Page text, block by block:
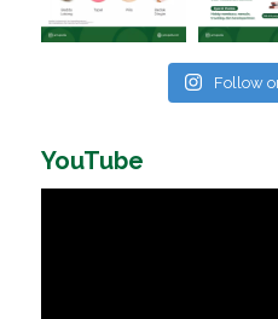
Follow
YouTube